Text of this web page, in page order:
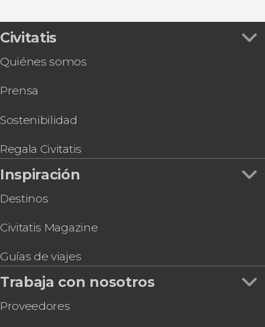
Montjuïc
Abadía de Montserrat
Autobús turístico
Paseos en barco en Barcelona
Flamenco en Barcelona
Excursión a Tossa de Mar
Teleférico de Montjuïc
Acceso a la terraza
Visita por el Palau de la Música Catalana
Entrada a L’Aquàrium de Barcelona
Tour en paddle surf por Barcelona
Civitatis
Quiénes somos
Prensa
Sostenibilidad
Regala Civitatis
Inspiración
Destinos
Civitatis Magazine
Guías de viajes
Trabaja con nosotros
Proveedores